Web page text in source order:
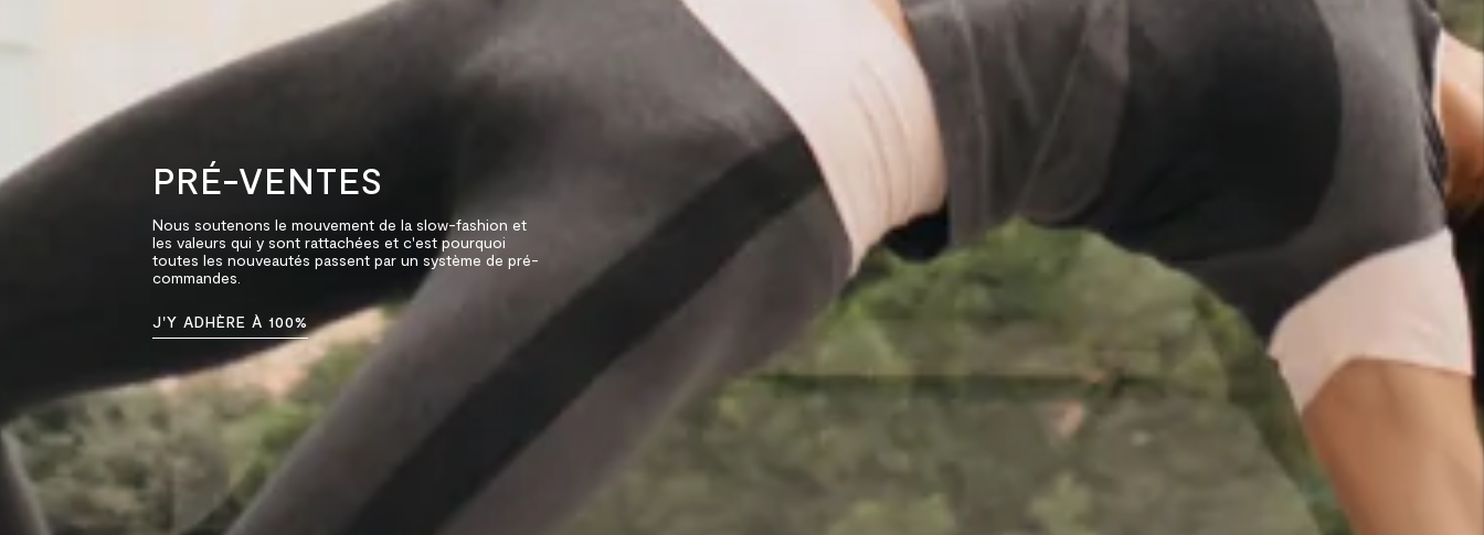
PRÉ-VENTES
Nous soutenons le mouvement de la slow-fashion et
les valeurs qui y sont rattachées et c'est pourquoi
toutes les nouveautés passent par un système de pré-
commandes.
J'Y ADHÈRE À 100%